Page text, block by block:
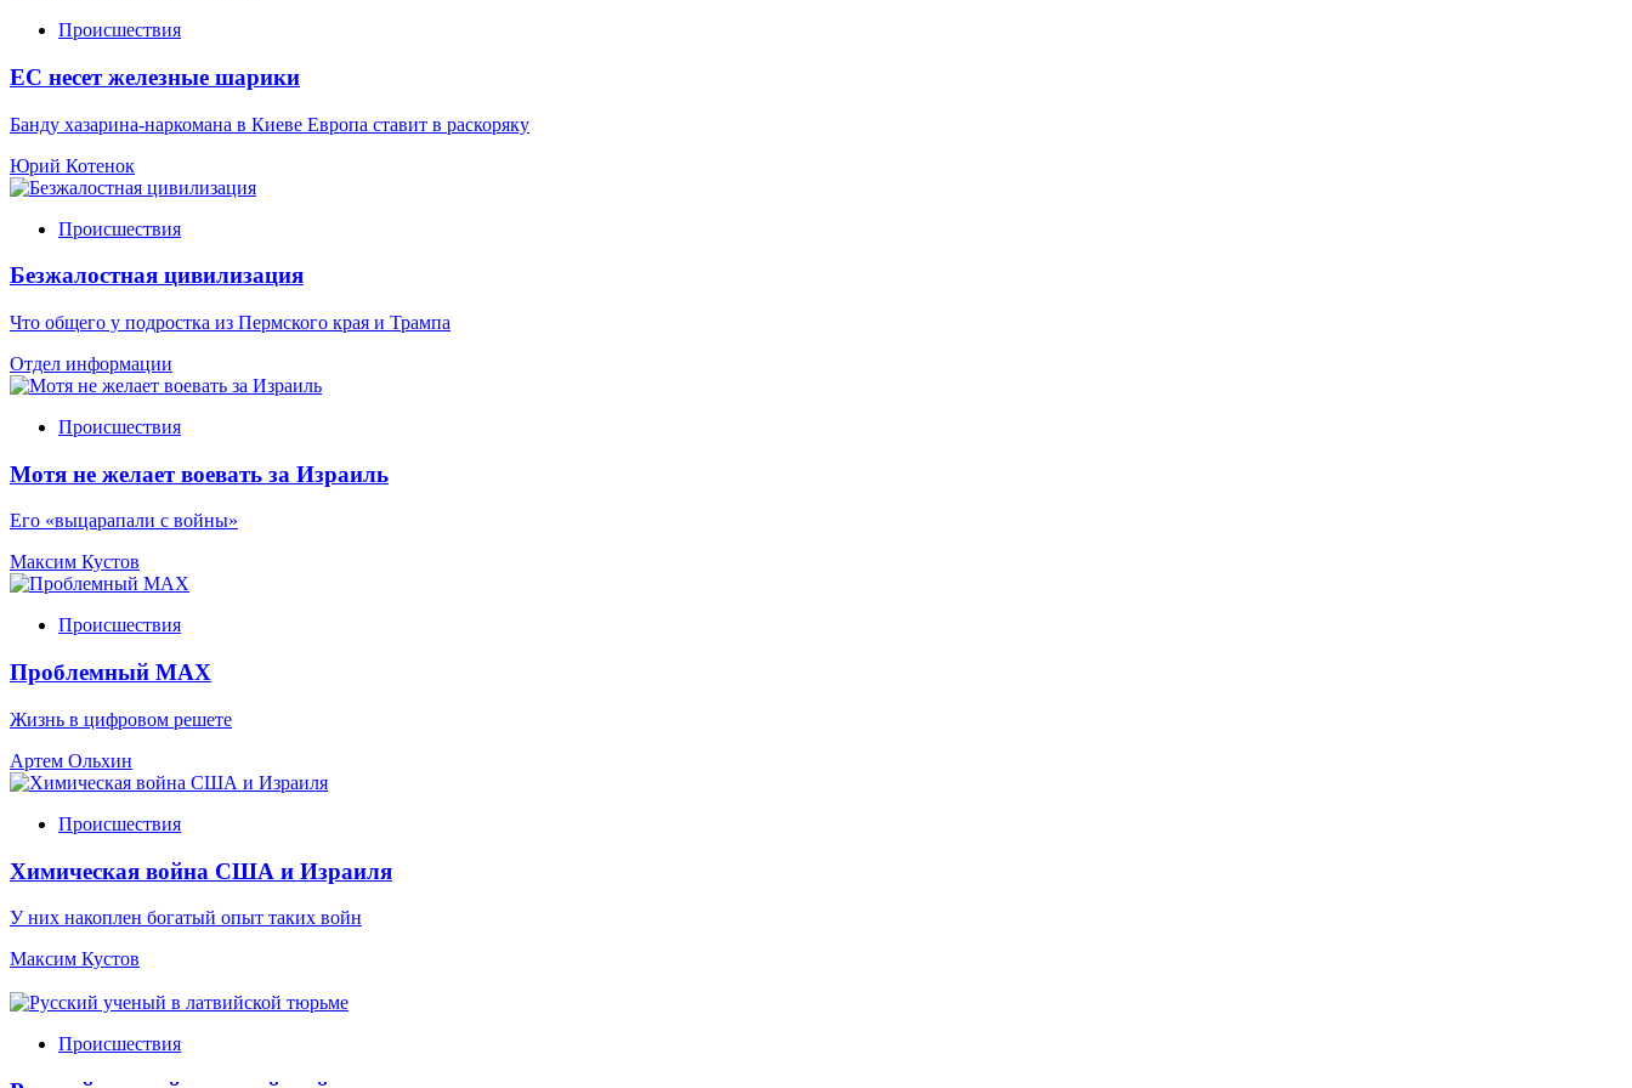
Происшествия
ЕС несет железные шарики
Банду хазарина-наркомана в Киеве Европа ставит в раскоряку
Юрий Котенок
Происшествия
Безжалостная цивилизация
Что общего у подростка из Пермского края и Трампа
Отдел информации
Происшествия
Мотя не желает воевать за Израиль
Его «выцарапали с войны»
Максим Кустов
Происшествия
Проблемный МАХ
Жизнь в цифровом решете
Артем Ольхин
Происшествия
Химическая война США и Израиля
У них накоплен богатый опыт таких войн
Максим Кустов
Происшествия